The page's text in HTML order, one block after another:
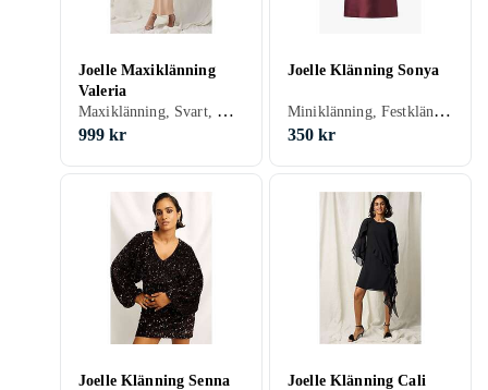
Joelle Maxiklänning
Valeria
Maxiklänning, Svart, Guld, 46, 34, 36, 38, 40, 42, 44
999 kr
Joelle Klänning Sonya
Miniklänning, Festklänning, Svart, Röd, Grön, Beige, 48, 46, 34, 36, 38, 40, 42, 44, Puffärm
350 kr
Joelle Klänning Senna
Joelle Klänning Cali